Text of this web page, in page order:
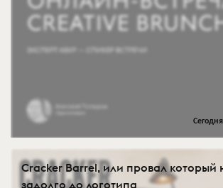
Cracker Barrel, или провал который
задолго до логотипа